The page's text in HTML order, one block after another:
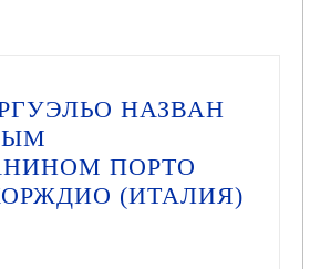
НАЗВАН
ПОРТО
(ИТАЛИЯ)